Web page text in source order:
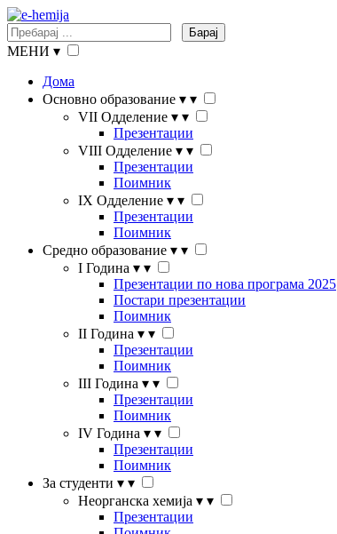
Барај
МЕНИ ▾
Дома
Основно образование ▾ ▾
VII Одделение ▾ ▾
Презентации
VIII Одделение ▾ ▾
Презентации
Поимник
IX Одделение ▾ ▾
Презентации
Поимник
Средно образование ▾ ▾
I Година ▾ ▾
Презентации по нова програма 2025
Постари презентации
Поимник
II Година ▾ ▾
Презентации
Поимник
III Година ▾ ▾
Презентации
Поимник
IV Година ▾ ▾
Презентации
Поимник
За студенти ▾ ▾
Неорганска хемија ▾ ▾
Презентации